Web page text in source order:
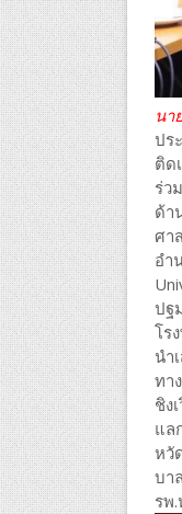
นา
ปร
ติด
ร่ว
ด้า
ศา
อำ
ปฐ
โร
นำ
ทา
ชิง
แล
หวั
บา
รพ